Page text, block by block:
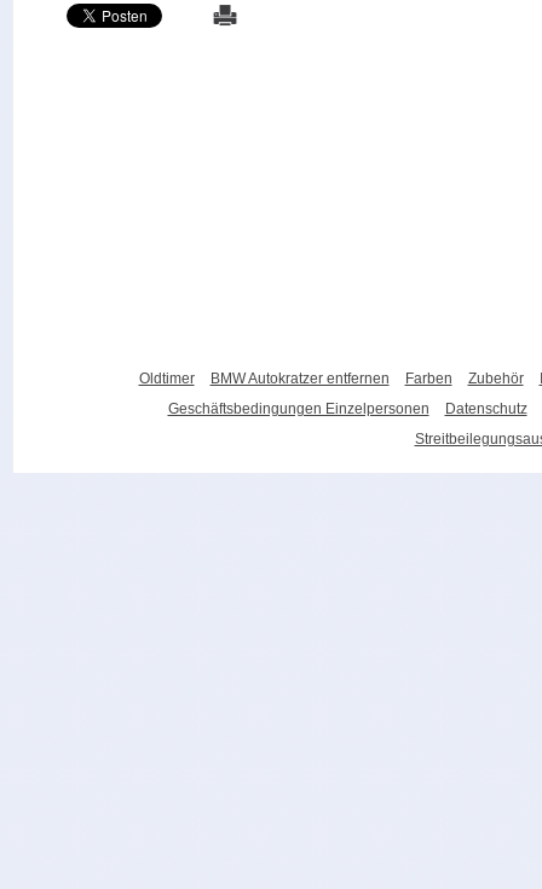
Oldtimer BMW Autokratzer entfernen Farben Zubehör
Geschäftsbedingungen Einzelpersonen
Datenschutz